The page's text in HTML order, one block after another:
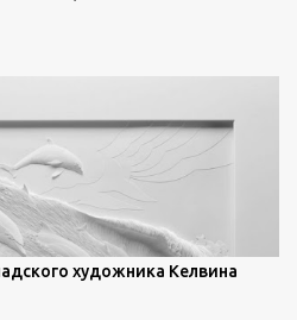
художника Келвина